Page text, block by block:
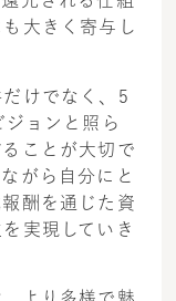
大きく寄与し
けでなく、5
ョンと照ら
ことが大切で
がら自分にと
酬を通じた資
実現していき